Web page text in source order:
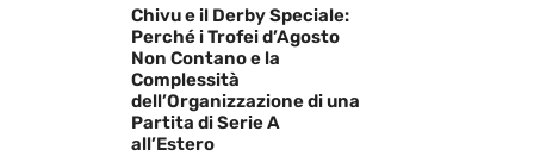
Chivu e il Derby Speciale:
Perché i Trofei d’Agosto
Non Contano e la
Complessità
dell’Organizzazione di una
Partita di Serie A
all’Estero